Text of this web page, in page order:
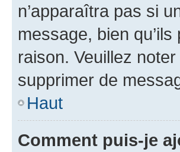
n’apparaîtra pas si
message, bien
raison. Veuillez
supprimer de
Haut
Comment puis-je